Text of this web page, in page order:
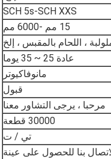
SCH 5s-SCH XXS
15 مم -6000 مم
، اللحام بالمقبس ، إلخ
عادة 25 ~ 35 يوما
مانوفاكيوتر
قبول
مرحبا ، يرجى التشاور معنا
30000 قطعة
تي / ت
بنا للحصول على عينة